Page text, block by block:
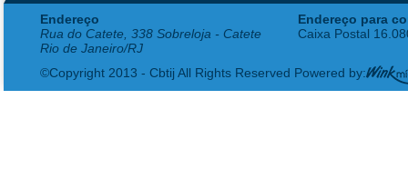
Endereço
Rua do Catete, 338 Sobreloja - Catete
Rio de Janeiro/RJ
Endereço para
Caixa Postal
©Copyright 2013 - Cbtij All Rights Reserved Powered by: